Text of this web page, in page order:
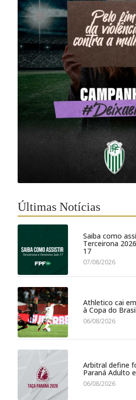
Últimas Notícias
Saiba como
Terceirona
17
07/08/2026
Athletico cai
à Copa do
06/08/2026
Arbitral define
Paraná Adulto
06/08/2026